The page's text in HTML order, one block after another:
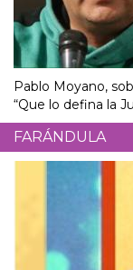
Pablo Moyano,
“Que lo defina la
FARÁNDULA